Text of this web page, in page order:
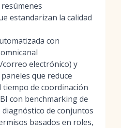
estandarizan la calidad
con
correo electrónico) y
que reduce
de coordinación
con benchmarking de
de conjuntos
basados en roles,